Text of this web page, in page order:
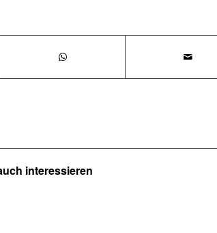
interessieren